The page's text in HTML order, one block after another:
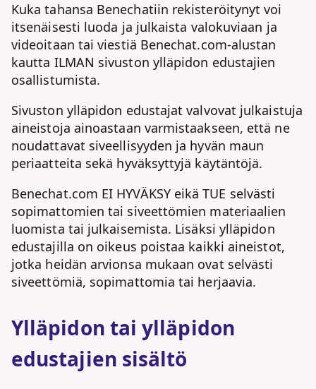
Kuka tahansa Benechatiin rekisteröitynyt voi
itsenäisesti luoda ja julkaista valokuviaan ja
videoitaan tai viestiä Benechat.com-alustan
kautta ILMAN sivuston ylläpidon edustajien
osallistumista.
Sivuston ylläpidon edustajat valvovat julkaistuja
aineistoja ainoastaan varmistaakseen, että ne
noudattavat siveellisyyden ja hyvän maun
periaatteita sekä hyväksyttyjä käytäntöjä.
Benechat.com EI HYVÄKSY eikä TUE selvästi
sopimattomien tai siveettömien materiaalien
luomista tai julkaisemista. Lisäksi ylläpidon
edustajilla on oikeus poistaa kaikki aineistot,
jotka heidän arvionsa mukaan ovat selvästi
siveettömiä, sopimattomia tai herjaavia.
Ylläpidon tai ylläpidon
edustajien sisältö